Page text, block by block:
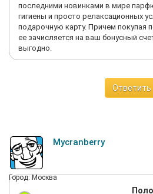
последними новинками в мире
гигиены и просто релаксационных
подарочную карту. Причем покупая
ее зачисляется на ваш бонусный
выгодно.
Ответить
Mycranberry
Город: Москва